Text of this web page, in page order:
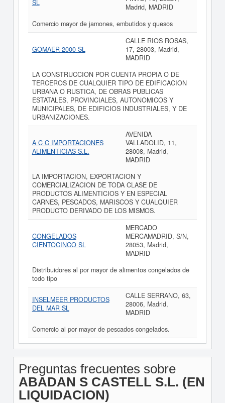
SL
Madrid, MADRID
Comercio mayor de jamones, embutidos y quesos
GOMAER 2000 SL
CALLE RIOS ROSAS,
17, 28003, Madrid,
MADRID
LA CONSTRUCCION POR CUENTA PROPIA O DE
TERCEROS DE CUALQUIER TIPO DE EDIFICACION
URBANA O RUSTICA, DE OBRAS PUBLICAS
ESTATALES, PROVINCIALES, AUTONOMICOS Y
MUNICIPALES, DE EDIFICIOS INDUSTRIALES, Y DE
URBANIZACIONES.
A C C IMPORTACIONES
ALIMENTICIAS S.L.
AVENIDA
VALLADOLID, 11,
28008, Madrid,
MADRID
LA IMPORTACION, EXPORTACION Y
COMERCIALIZACION DE TODA CLASE DE
PRODUCTOS ALIMENTICIOS Y EN ESPECIAL
CARNES, PESCADOS, MARISCOS Y CUALQUIER
PRODUCTO DERIVADO DE LOS MISMOS.
CONGELADOS
CIENTOCINCO SL
MERCADO
MERCAMADRID, S/N,
28053, Madrid,
MADRID
Distribuidores al por mayor de alimentos congelados de
todo tipo
INSELMEER PRODUCTOS
DEL MAR SL
CALLE SERRANO, 63,
28006, Madrid,
MADRID
Comercio al por mayor de pescados congelados.
Preguntas frecuentes sobre
ABADAN S CASTELL S.L. (EN
LIQUIDACION)